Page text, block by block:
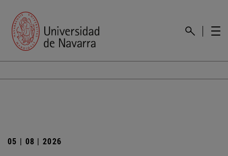
05 | 08 | 2026